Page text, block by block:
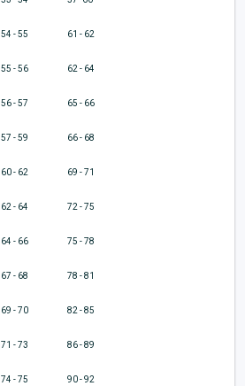
54 - 55 61 - 62
55 - 56 62 - 64
56 - 57 65 - 66
57 - 59 66 - 68
60 - 62 69 - 71
62 - 64 72 - 75
64 - 66 75 - 78
67 - 68 78 - 81
69 - 70 82 - 85
71 - 73 86 - 89
74 - 75 90 - 92